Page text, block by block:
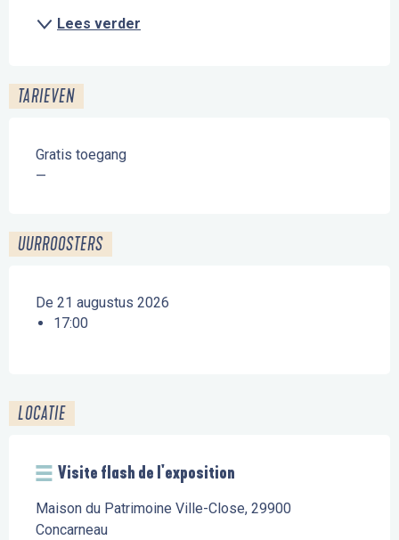
Lees verder
TARIEVEN
Gratis toegang
—
UURROOSTERS
De 21 augustus 2026
17:00
LOCATIE
Visite flash de l'exposition
Maison du Patrimoine Ville-Close, 29900
Concarneau